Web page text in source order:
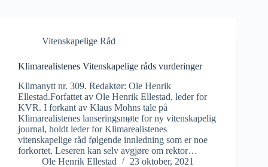
Vitenskapelige Råd
Klimarealistenes Vitenskapelige råds vurderinger
Klimanytt nr. 309. Redaktør: Ole Henrik
Ellestad.Forfattet av Ole Henrik Ellestad, leder for
KVR. I forkant av Klaus Mohns tale på
Klimarealistenes lanseringsmøte for ny vitenskapelig
journal, holdt leder for Klimarealistenes
vitenskapelige råd følgende innledning som er noe
forkortet. Leseren kan selv avgjøre om rektor…
Ole Henrik Ellestad
23 oktober, 2021